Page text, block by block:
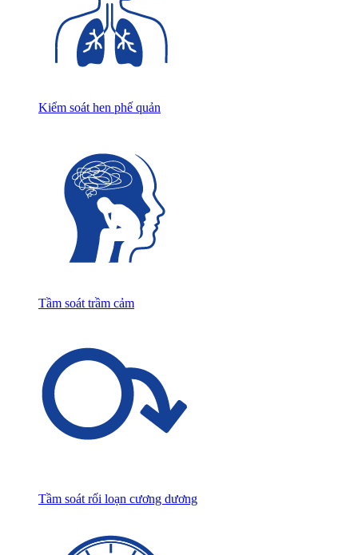
Kiểm soát hen phế quản
Tầm soát trầm cảm
Tầm soát rối loạn cương dương